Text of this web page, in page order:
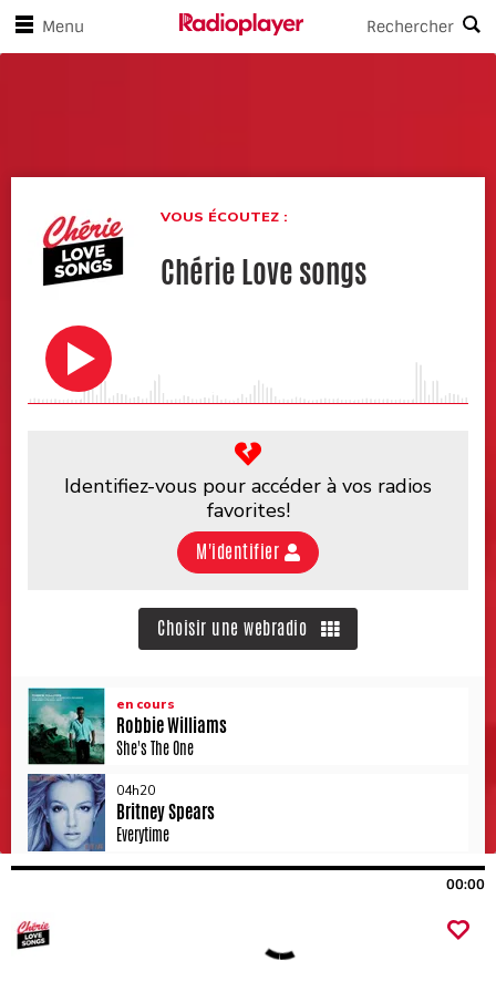
au contenu principal
aux contrôles du lecteur
Menu Rechercher
Chérie Love songs
00:00